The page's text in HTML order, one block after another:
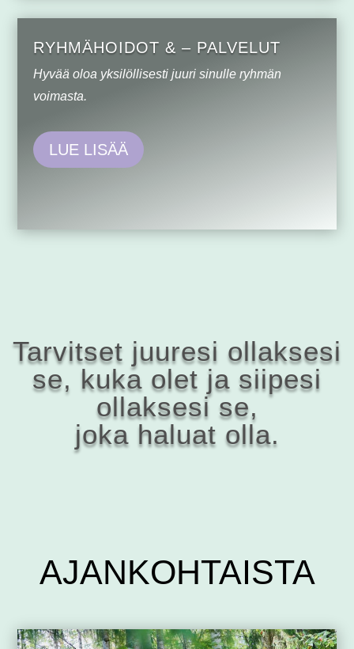
RYHMÄHOIDOT & – PALVELUT
Hyvää oloa yksilöllisesti juuri sinulle ryhmän
voimasta.
LUE LISÄÄ
Tarvitset juuresi ollaksesi
se, kuka olet ja siipesi
ollaksesi se,
joka haluat olla.
AJAN­KOHTAISTA